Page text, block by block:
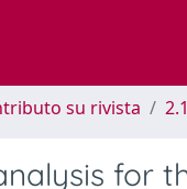
su rivista
for